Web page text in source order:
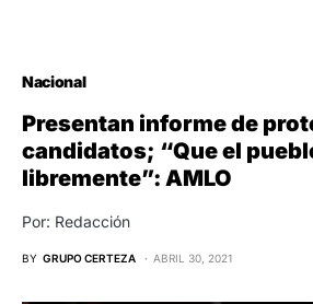
Nacional
Presentan informe de
candidatos; “Que el
libremente”: AMLO
Por: Redacción
BY GRUPO CERTEZA ABRIL 30, 2021